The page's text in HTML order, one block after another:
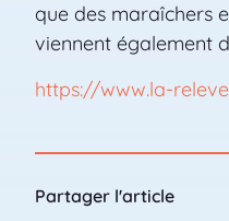
que des maraîchers
viennent également
https://www.la-
Partager l'article